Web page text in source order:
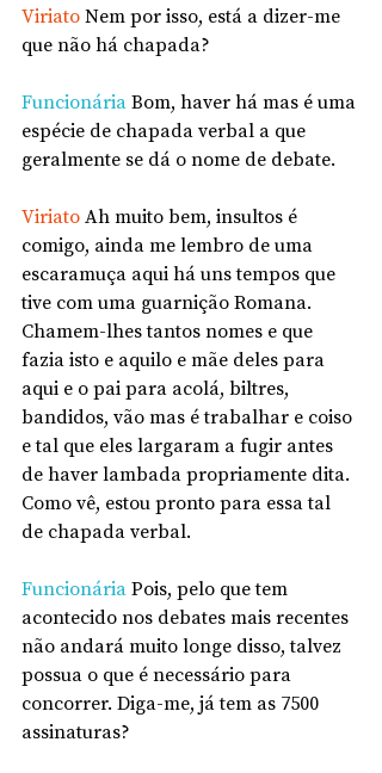
Viriato Nem por isso, está a dizer-me
que não há chapada?
Funcionária Bom, haver há mas é uma
espécie de chapada verbal a que
geralmente se dá o nome de debate.
Viriato Ah muito bem, insultos é
comigo, ainda me lembro de uma
escaramuça aqui há uns tempos que
tive com uma guarnição Romana.
Chamem-lhes tantos nomes e que
fazia isto e aquilo e mãe deles para
aqui e o pai para acolá, biltres,
bandidos, vão mas é trabalhar e coiso
e tal que eles largaram a fugir antes
de haver lambada propriamente dita.
Como vê, estou pronto para essa tal
de chapada verbal.
Funcionária Pois, pelo que tem
acontecido nos debates mais recentes
não andará muito longe disso, talvez
possua o que é necessário para
concorrer. Diga-me, já tem as 7500
assinaturas?